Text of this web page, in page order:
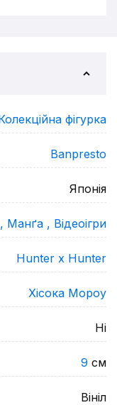
фігурка
Banpresto
Японія
Манґа , Відеоігри
Hunter x Hunter
Хісока Мороу
Ні
9 см
Вініл